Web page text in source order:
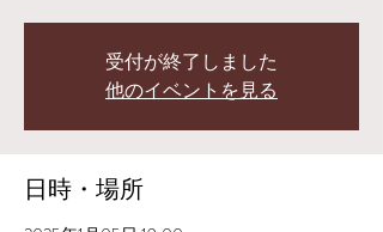
受付が終了しました
他のイベントを見る
日時・場所